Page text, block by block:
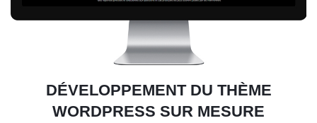
DÉVELOPPEMENT DU THÈME
WORDPRESS SUR MESURE